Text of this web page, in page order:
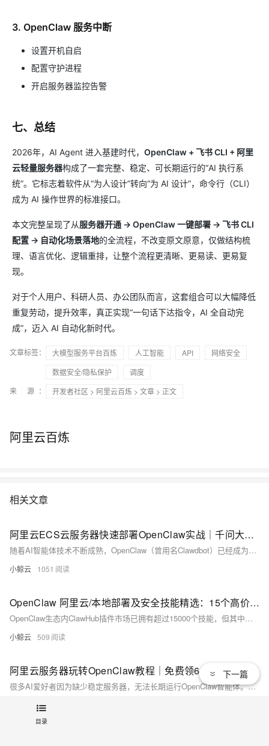
3. OpenClaw 服务中断
设置开机自启
配置守护进程
开启服务器监控告警
七、总结
2026年，AI Agent 进入基建时代， OpenClaw + 飞书 CLI + 阿里
云轻量服务器构成了一套完整、稳定、可长期运行的“AI 执行系
统”。它标志着软件从“为人设计”转向“为 AI 设计”，命令行（CLI）
成为 AI 操作世界的标准接口。
本文完整呈现了从服务器开通 → OpenClaw 一键部署 → 飞书 CLI
配置 → 自动化场景落地的全流程，不改变原文原意，仅做结构梳
理、语言优化、逻辑重排，让整个流程更清晰、更易读、更易复
现。
对于个人用户、科研人员、办公团队而言，这套组合可以大幅降低
重复劳动，提升效率，真正实现“一句话下达指令，AI 全自动完
成”，迈入 AI 自动化新时代。
文章标签： 大模型服务平台百炼 人工智能 API
网络安全
数据安全/隐私保护
调度
来 源：
开发者社区 > 阿里云百炼 > 文章 > 正文
阿里云百炼
目录
相关文章
阿里云ECS云服务器快速部署OpenClaw实战｜千问大模型Qwen3.6-Plus一站式配置教程
随着AI智能体技术不断成熟，OpenClaw（曾用名Clawdbot）已经成为轻量化、可扩展、高稳定性的开源AI执行框架代表。它能够将自然语言指令转化为真实可执行的系统操作、文件处理、信息检索、流程自动化任务，真正实现从“对话”到“执行”的落地。
小鲸云 1051
OpenClaw 阿里云/本地部署及安全技能精选：15个高价值Skill+与大模型配置实战教程
OpenClaw生态内ClawHub插件市场已拥有超过15000个技能，但其中约12%存在窃取API Key、异常外联、权限滥用等风险行为，盲目安装极易导致数据泄露、系统异常。本文基于安全与实用性双重标准，筛选出15款经过大量用户验证的高价值技能，按安全防护、自我进化、信息检索、开发效率、内容创作五大场景分类，同时提供2026年阿里云ECS、MacOS、Linux、Windows11全平台部署流程，以及阿里云百炼Coding Plan免费大模型API配置方法，所有命令可直接复制执行，无冗余表述，帮助用户构建安全、高效、稳定的OpenClaw运行环境。
小鲸云 509
很多AI爱好者因为缺少稳定服务器，无法长期运行OpenClaw智能体。本文带来一套**零成本阿里云服务器部署方案**，手把手教你搭建OpenClaw环境，并将其改造成可以24小时运行的**公众号智能分身**，实现热点聚合、内容拆解、选题生成、公众号自动发布等全流程自动化能力。
560
下一篇